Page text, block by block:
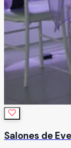
Salones de